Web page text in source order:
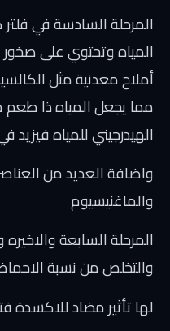
المرحلة السادسة في
المياه وتحتوي على
أملاح معدنية مثل
مما يجعل المياه ذا
الهيدرجيني للمياه فيزيد
واضافة العديد من
والماغنيسيوم
المرحلة السابعة
والتخلص من نسبة
لها تأثير مضاد للاكسدة